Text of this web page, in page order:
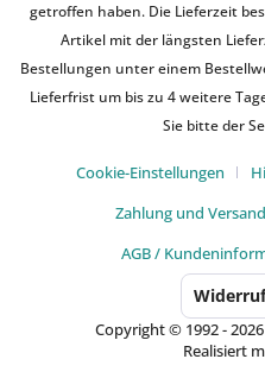
getroffen haben. Die Lieferzeit
Artikel mit der längsten
Bestellungen unter einem
Lieferfrist um bis zu 4 weitere
Sie bitte der
Cookie-Einstellungen
Zahlung und Versand
AGB /
Copyright © 1992 -
Realisiert